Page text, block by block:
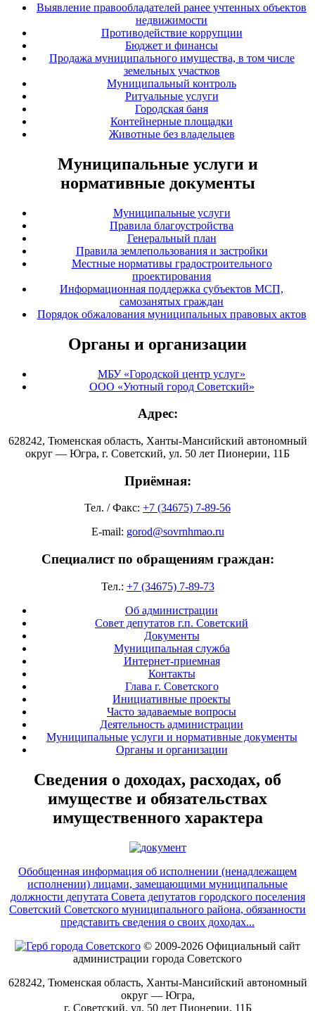
Выявление правообладателей ранее учтенных объектов
недвижимости
Противодействие коррупции
Бюджет и финансы
Продажа муниципального имущества, в том числе
земельных участков
Муниципальный контроль
Ритуальные услуги
Городская баня
Контейнерные площадки
Животные без владельцев
Муниципальные услуги и
нормативные документы
Муниципальные услуги
Правила благоустройства
Генеральный план
Правила землепользования и застройки
Местные нормативы градостроительного
проектирования
Информационная поддержка субъектов МСП,
самозанятых граждан
Порядок обжалования муниципальных правовых актов
Органы и организации
МБУ «Городской центр услуг»
ООО «Уютный город Советский»
Адрес:
628242, Тюменская область, Ханты-Мансийский автономный
округ — Югра, г. Советский, ул. 50 лет Пионерии, 11Б
Приёмная:
Тел. / Факс: +7 (34675) 7-89-56
E-mail: gorod@sovrnhmao.ru
Специалист по обращениям граждан:
Тел.: +7 (34675) 7-89-73
Об администрации
Совет депутатов г.п. Советский
Документы
Муниципальная служба
Интернет-приемная
Контакты
Глава г. Советского
Инициативные проекты
Часто задаваемые вопросы
Деятельность администрации
Муниципальные услуги и нормативные документы
Органы и организации
Сведения о доходах, расходах, об
имуществе и обязательствах
имущественного характера
Обобщенная информация об исполнении (ненадлежащем
исполнении) лицами, замещающими муниципальные
должности депутата Совета депутатов городского поселения
Советский Советского муниципального района, обязанности
представить сведения о своих доходах...
© 2009-2026 Официальный сайт
администрации города Советского
628242, Тюменская область, Ханты-Мансийский автономный
округ — Югра,
г. Советский, ул. 50 лет Пионерии, 11Б